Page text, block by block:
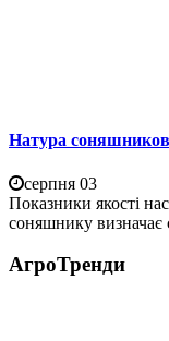
Натура
серпня 03
Показники якості
соняшнику визначає
АгроТренди